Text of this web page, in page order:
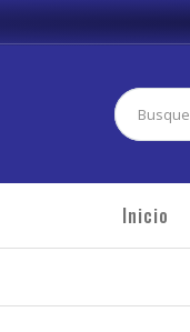
Buscar
Inicio